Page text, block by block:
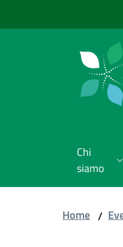
Chi
siamo
Home /